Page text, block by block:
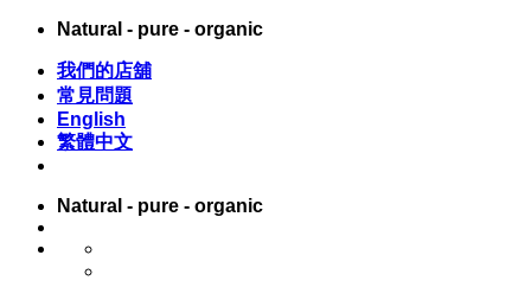
Skip
content
Natural - pure - organic
我們的店舖
常見問題
English
繁體中文
Natural - pure - organic